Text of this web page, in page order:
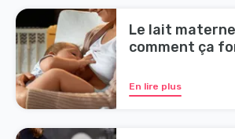
Le lait
comment ça
En lire plus